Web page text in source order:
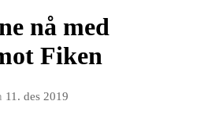
nå med
Fiken
11. des 2019